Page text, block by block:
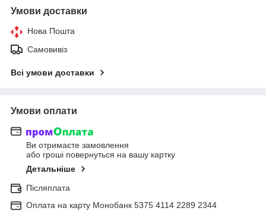
Умови доставки
Нова Пошта
Самовивіз
Всі умови доставки
Умови оплати
Ви отримаєте замовлення
або гроші повернуться на вашу картку
Детальніше
Післяплата
Оплата на карту Монобанк 5375 4114 2289 2344